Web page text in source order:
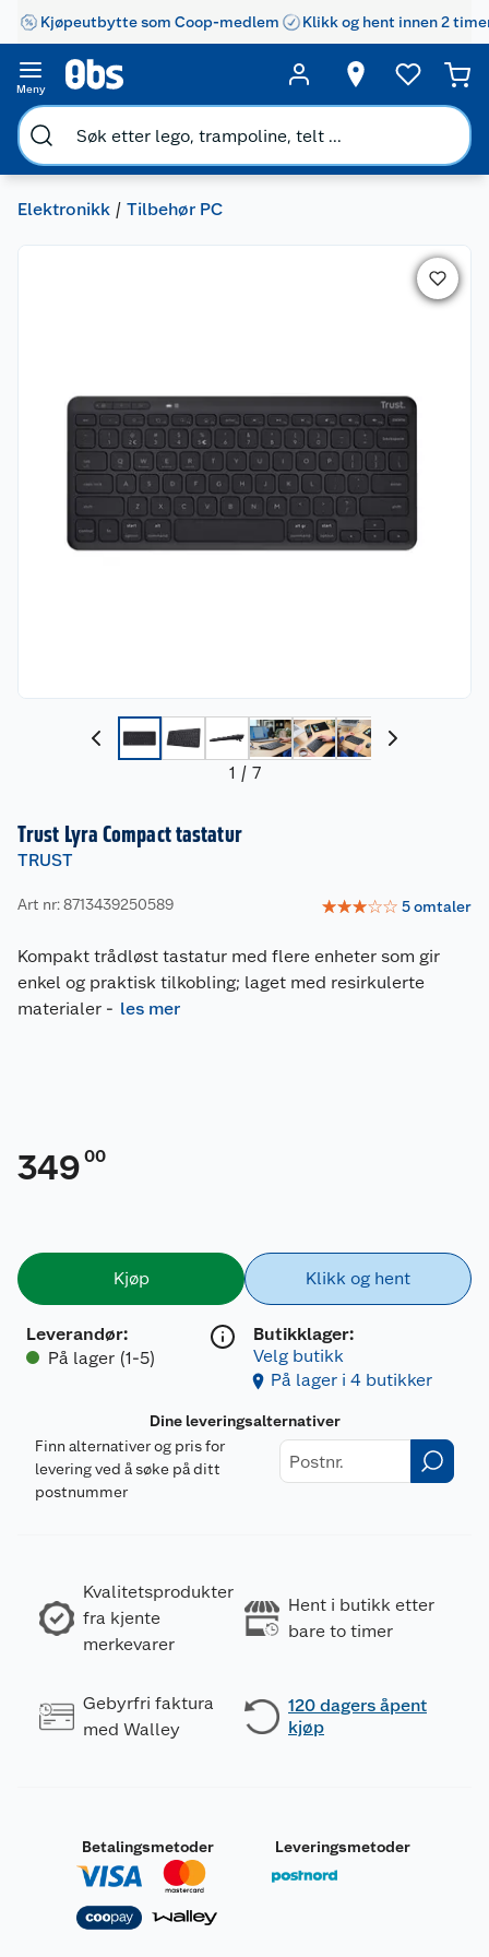
Kjøpeutbytte som Coop-medlem Klikk og hent innen 2
Meny
Elektronikk Tilbehør PC
1 / 7
Trust Lyra Compact tastatur
TRUST
Art nr: 8713439250589 ☆☆☆☆☆ 5omtaler
Kompakt trådløst tastatur med flere enheter som gir
enkel og praktisk tilkobling; laget med resirkulerte
materialer - les mer
349 00
Kjøp
Leverandør:
På lager (1-5)
Klikk og hent
Butikklager:
Velg butikk
På lager i 4 butikker
Dine leveringsalternativer
Finn alternativer og pris for
levering ved å søke på ditt
postnummer
Kvalitetsprodukter
fra kjente
merkevarer
Hent i butikk etter
bare to timer
Gebyrfri faktura
med Walley
120 dagers åpent
kjøp
Betalingsmetoder Leveringsmetoder